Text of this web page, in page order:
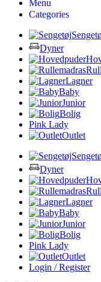
Menu
Categories
Dyner
Lagner
Baby
Junior
Bolig
Pink Lady
Outlet
Dyner
Lagner
Baby
Junior
Bolig
Pink Lady
Outlet
Login / Register